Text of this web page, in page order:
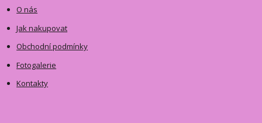
O nás
Jak nakupovat
Obchodní podmínky
Fotogalerie
Kontakty